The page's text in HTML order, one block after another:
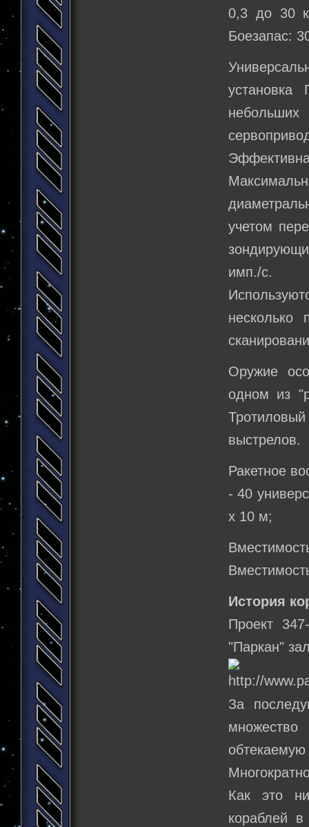
0,3 до 30
Боезапас:
установка
учетом
имп./с.
несколько
Оружие
одном из
выстрелов.
Ракетное
- 40
х 10 м;
История
Проект
"Паркан"
За
Как это
кораблей